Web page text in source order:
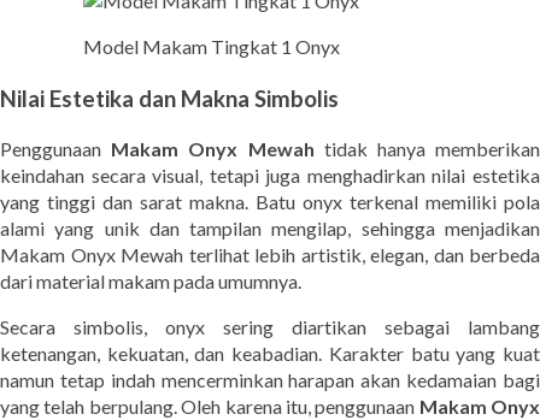
Model Makam Tingkat 1 Onyx
Nilai Estetika dan Makna Simbolis
Penggunaan Makam Onyx Mewah tidak hanya memberikan
keindahan secara visual, tetapi juga menghadirkan nilai estetika
yang tinggi dan sarat makna. Batu onyx terkenal memiliki pola
alami yang unik dan tampilan mengilap, sehingga menjadikan
Makam Onyx Mewah terlihat lebih artistik, elegan, dan berbeda
dari material makam pada umumnya.
Secara simbolis, onyx sering diartikan sebagai lambang
ketenangan, kekuatan, dan keabadian. Karakter batu yang kuat
namun tetap indah mencerminkan harapan akan kedamaian bagi
yang telah berpulang. Oleh karena itu, penggunaan Makam Onyx